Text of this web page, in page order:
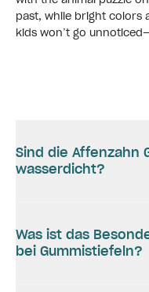
past, while bright colors
kids won’t go
Sind die Affenzahn
wasserdicht?
Was ist das
bei Gummistiefeln?